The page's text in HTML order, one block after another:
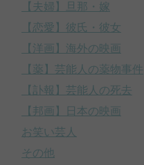
【夫婦】旦那・嫁
【恋愛】彼氏・彼女
【洋画】海外の映画
【薬】芸能人の薬物事件
【訃報】芸能人の死去
【邦画】日本の映画
お笑い芸人
その他